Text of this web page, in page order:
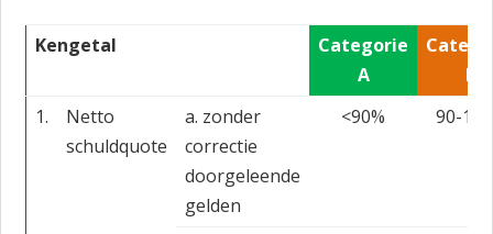
Kengetal
Categorie
A
B
1.
Netto
schuldquote
a. zonder
correctie
doorgeleende
gelden
<90% 90-